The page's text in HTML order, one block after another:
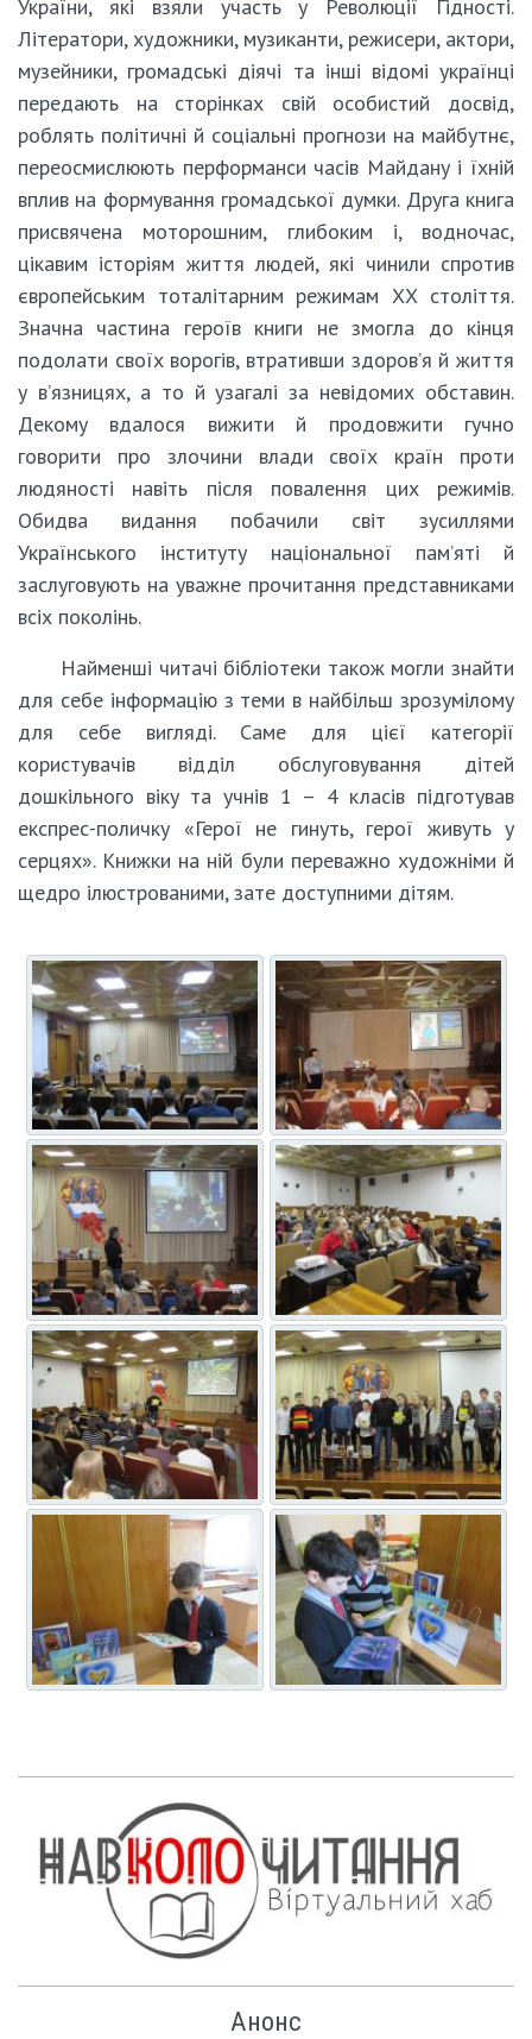
України, які взяли участь у Революції Гідності.
Літератори, художники, музиканти, режисери, актори,
музейники, громадські діячі та інші відомі українці
передають на сторінках свій особистий досвід,
роблять політичні й соціальні прогнози на майбутнє,
переосмислюють перформанси часів Майдану і їхній
вплив на формування громадської думки. Друга книга
присвячена моторошним, глибоким і, водночас,
цікавим історіям життя людей, які чинили спротив
європейським тоталітарним режимам ХХ століття.
Значна частина героїв книги не змогла до кінця
подолати своїх ворогів, втративши здоров’я й життя
у в’язницях, а то й узагалі за невідомих обставин.
Декому вдалося вижити й продовжити гучно
говорити про злочини влади своїх країн проти
людяності навіть після повалення цих режимів.
Обидва видання побачили світ зусиллями
Українського інституту національної пам’яті й
заслуговують на уважне прочитання представниками
всіх поколінь.
Найменші читачі бібліотеки також могли знайти
для себе інформацію з теми в найбільш зрозумілому
для себе вигляді. Саме для цієї категорії
користувачів відділ обслуговування дітей
дошкільного віку та учнів 1 – 4 класів підготував
експрес-поличку «Герої не гинуть, герої живуть у
серцях». Книжки на ній були переважно художніми й
щедро ілюстрованими, зате доступними дітям.
Анонс